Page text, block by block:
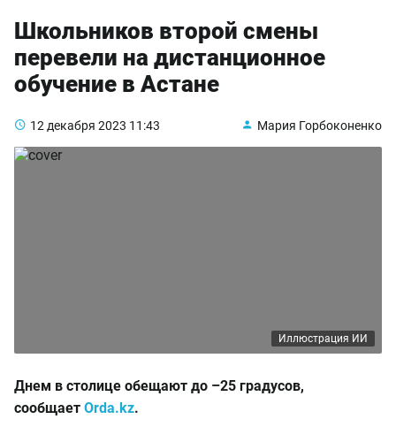
Школьников второй смены
перевели на дистанционное
обучение в Астане
12 декабря 2023 11:43 Мария Горбоконенко
Иллюстрация ИИ
Днем в столице обещают до –25 градусов,
сообщает Orda.kz.